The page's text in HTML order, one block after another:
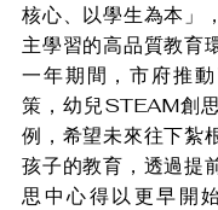
核心、以學生為本」
主學習的高品質教育
一年期間，市府推
策，幼兒STEAM創
例，希望未來往下紮
孩子的教育，透過提
思中心得以更早開